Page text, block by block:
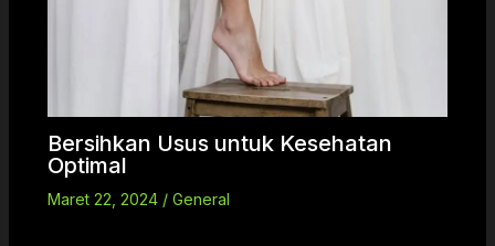
Bersihkan Usus untuk Kesehatan
Optimal
Maret 22, 2024 / General